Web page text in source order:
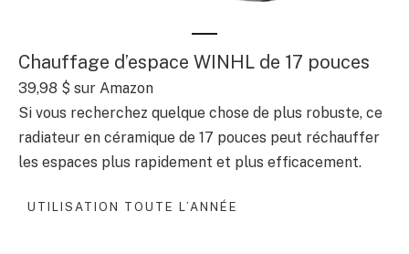
Chauffage d’espace WINHL de 17 pouces
39,98 $ sur Amazon
Si vous recherchez quelque chose de plus robuste, ce
radiateur en céramique de 17 pouces peut réchauffer
les espaces plus rapidement et plus efficacement.
UTILISATION TOUTE L’ANNÉE